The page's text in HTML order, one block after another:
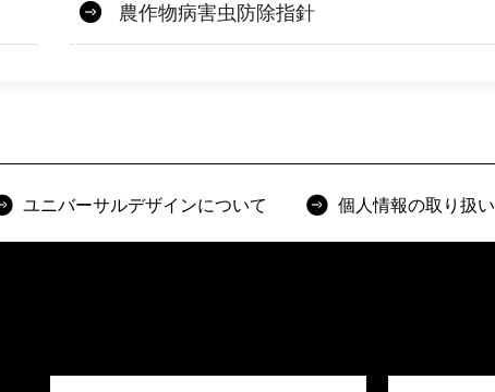
農作物病害虫防除指針
ユニバーサルデザインについて 個人情報の取り扱い